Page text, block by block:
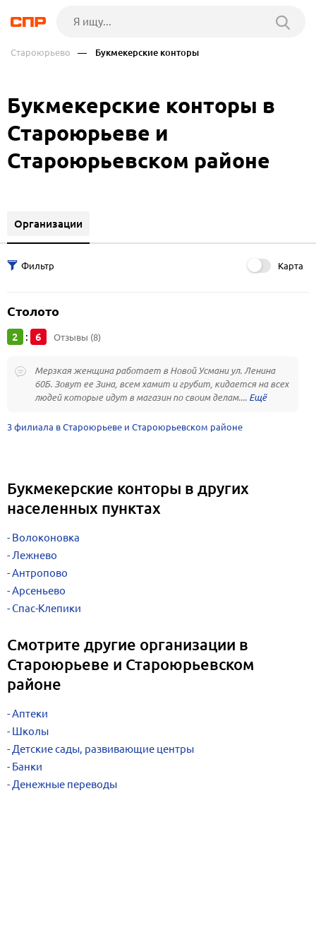
Староюрьево — Букмекерские конторы
Букмекерские конторы в
Староюрьеве и
Староюрьевском районе
Организации
Карта
Столото
2 : 6 Отзывы (8)
Мерзкая женщина работает в Новой Усмани ул. Ленина
60Б. Зовут ее Зина, всем хамит и грубит, кидается на всех
людей которые идут в магазин по своим делам....
3 филиала в Староюрьеве и Староюрьевском районе
Букмекерские конторы в других
населенных пунктах
Волоконовка
Лежнево
Антропово
Арсеньево
Спас-Клепики
Смотрите другие организации в
Староюрьеве и Староюрьевском
районе
Аптеки
Школы
Детские сады, развивающие центры
Банки
Денежные переводы